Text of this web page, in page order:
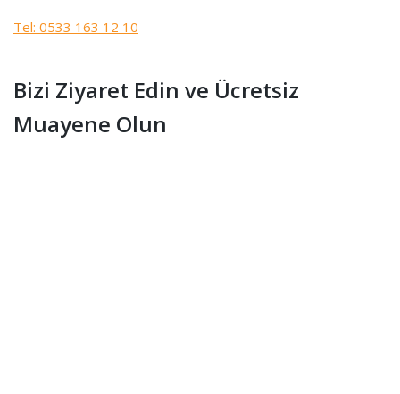
Tel: 0533 163 12 10
Bizi Ziyaret Edin ve Ücretsiz
Muayene Olun